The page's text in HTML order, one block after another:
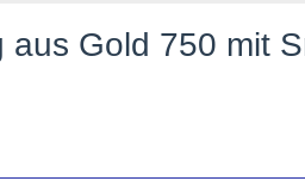
Gold 750 mit